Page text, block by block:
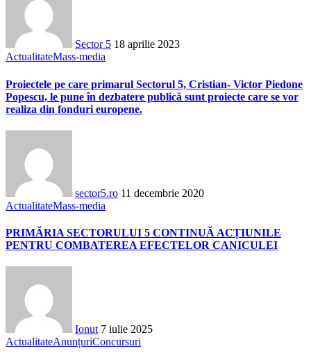
Sector 5 18 aprilie 2023
ActualitateMass-media
Proiectele pe care primarul Sectorul 5, Cristian- Victor Piedone
Popescu, le pune în dezbatere publică sunt proiecte care se vor
realiza din fonduri europene.
sector5.ro 11 decembrie 2020
ActualitateMass-media
PRIMĂRIA SECTORULUI 5 CONTINUĂ ACȚIUNILE
PENTRU COMBATEREA EFECTELOR CANICULEI
Ionut 7 iulie 2025
ActualitateAnunțuriConcursuri